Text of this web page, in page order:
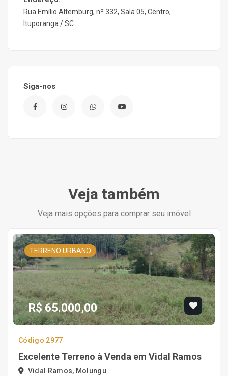
Rua Emílio Altemburg, nº 332, Sala 05, Centro,
Ituporanga / SC
Siga-nos
Veja também
Veja mais opções para comprar seu imóvel
TERRENO URBANO
R$ 65.000,00
Código 2977
Excelente Terreno à Venda em Vidal Ramos
Vidal Ramos, Molungu